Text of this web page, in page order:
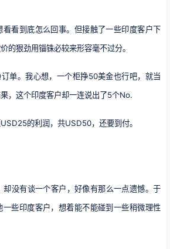
看到底怎么回事。但接触了一些印度客户下
的狠劲用锱铢必较来形容毫不过分。
单。我心想，一个柜挣50美金也行吧，就当
，这个印度客户却一连说出了5个No.
的利润，共USD50，还要到付。
却没有谈一个客户，好像有那么一点遗憾。于
些印度客户，想着能不能碰到一些稍微理性